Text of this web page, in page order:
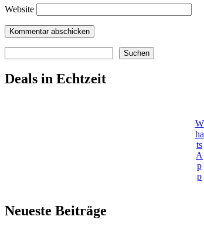
Website
Suchen
Deals in Echtzeit
W
ha
ts
A
p
p
Neueste Beiträge